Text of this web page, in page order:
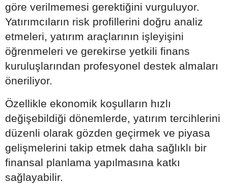
göre verilmemesi gerektiğini vurguluyor.
Yatırımcıların risk profillerini doğru analiz
etmeleri, yatırım araçlarının işleyişini
öğrenmeleri ve gerekirse yetkili finans
kuruluşlarından profesyonel destek almaları
öneriliyor.
Özellikle ekonomik koşulların hızlı
değişebildiği dönemlerde, yatırım tercihlerini
düzenli olarak gözden geçirmek ve piyasa
gelişmelerini takip etmek daha sağlıklı bir
finansal planlama yapılmasına katkı
sağlayabilir.